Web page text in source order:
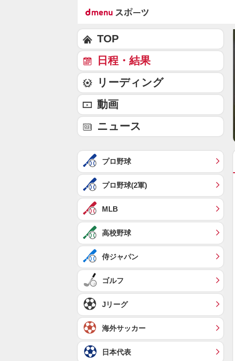
TOP
日程・結果
リーディング
動画
ニュース
プロ野球
プロ野球(2軍)
MLB
高校野球
侍ジャパン
ゴルフ
Jリーグ
海外サッカー
日本代表